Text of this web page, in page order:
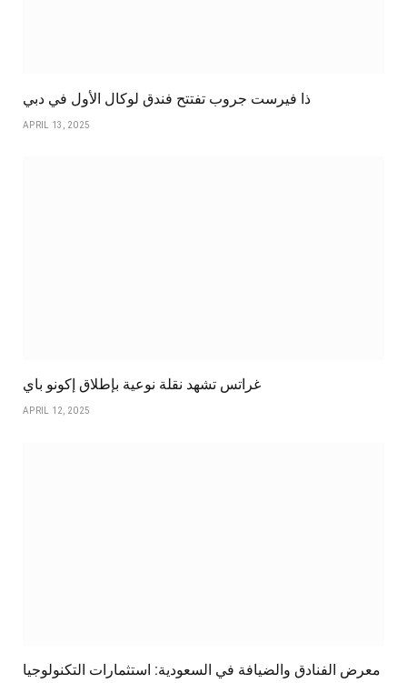
ذا فيرست جروب تفتتح فندق لوكال الأول في دبي
APRIL 13, 2025
غراتس تشهد نقلة نوعية بإطلاق إكونو باي
APRIL 12, 2025
معرض الفنادق والضيافة في السعودية: استثمارات التكنولوجيا